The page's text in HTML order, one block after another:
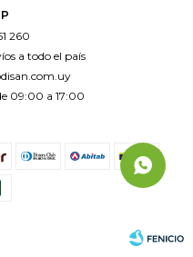
260
a todo el país
09:00 a 17:00